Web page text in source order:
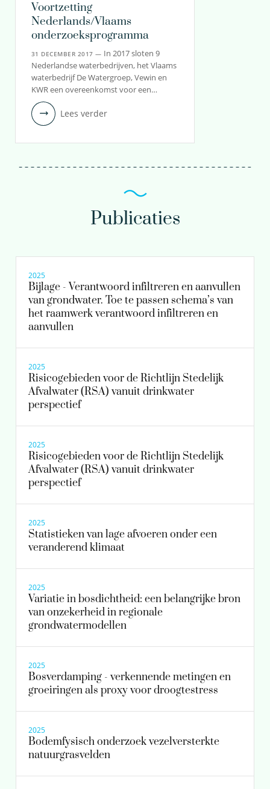
Voortzetting
Nederlands/Vlaams
onderzoeksprogramma
31 DECEMBER 2017 — In 2017 sloten 9
Nederlandse waterbedrijven, het Vlaams
waterbedrijf De Watergroep, Vewin en
KWR een overeenkomst voor een…
Lees verder
Publicaties
2025
Bijlage - Verantwoord infiltreren en aanvullen
van grondwater. Toe te passen schema’s van
het raamwerk verantwoord infiltreren en
aanvullen
2025
Risicogebieden voor de Richtlijn Stedelijk
Afvalwater (RSA) vanuit drinkwater
perspectief
2025
Risicogebieden voor de Richtlijn Stedelijk
Afvalwater (RSA) vanuit drinkwater
perspectief
2025
Statistieken van lage afvoeren onder een
veranderend klimaat
2025
Variatie in bosdichtheid: een belangrijke bron
van onzekerheid in regionale
grondwatermodellen
2025
Bosverdamping - verkennende metingen en
groeiringen als proxy voor droogtestress
2025
Bodemfysisch onderzoek vezelversterkte
natuurgrasvelden